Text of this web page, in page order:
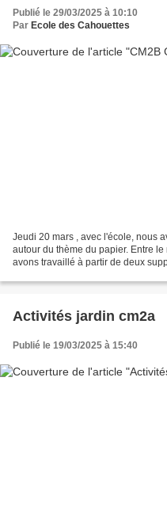
Publié le 29/03/2025 à 10:10
Par Ecole des Cahouettes
Jeudi 20 mars , avec l'école, nous
autour du thème du papier. Entre
avons travaillé à partir de deux
Activités jardin cm2a
Publié le 19/03/2025 à 15:40